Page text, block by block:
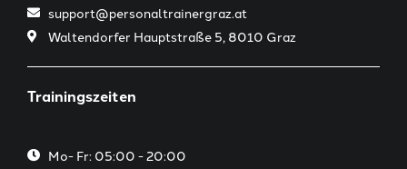
support@personaltrainergraz.at
Waltendorfer Hauptstraße 5, 8010 Graz
Trainingszeiten
Mo- Fr: 05:00 - 20:00